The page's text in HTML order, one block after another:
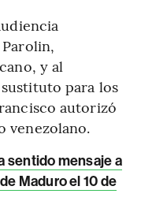
y al
para los
autorizó
venezolano.
sentido mensaje a
Maduro el 10 de